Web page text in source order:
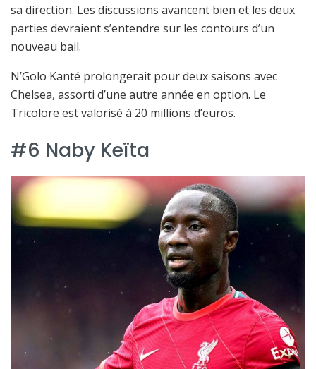
sa direction. Les discussions avancent bien et les deux
parties devraient s’entendre sur les contours d’un
nouveau bail.
N’Golo Kanté prolongerait pour deux saisons avec
Chelsea, assorti d’une autre année en option. Le
Tricolore est valorisé à 20 millions d’euros.
#6 Naby Keïta